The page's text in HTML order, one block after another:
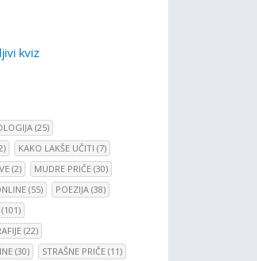
(25)
KAKO LAKŠE UČITI (7)
(2) MUDRE PRIČE (30)
(55) POEZIJA (38)
(101)
(22)
(30) STRAŠNE PRIČE (11)